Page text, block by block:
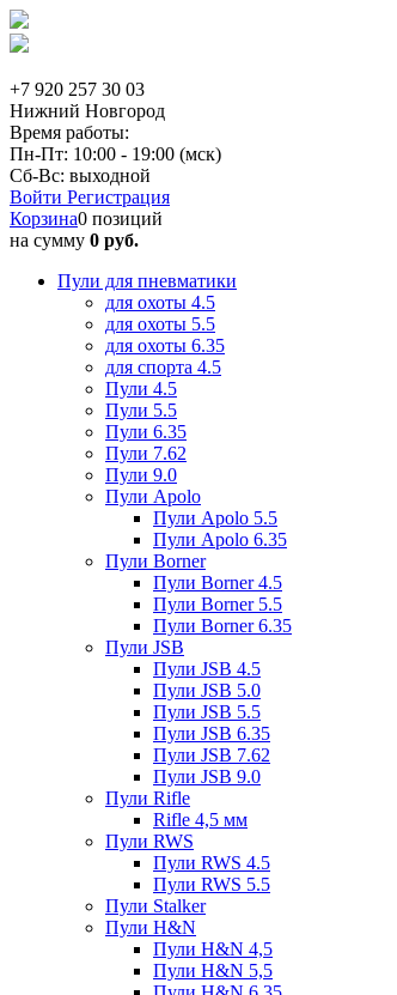
+7 920 257 30 03
Нижний Новгород
Время работы:
Пн-Пт: 10:00 - 19:00 (мск)
Сб-Вс: выходной
Войти Регистрация
Корзина0 позиций
на сумму 0 руб.
Пули для пневматики
для охоты 4.5
для охоты 5.5
для охоты 6.35
для спорта 4.5
Пули 4.5
Пули 5.5
Пули 6.35
Пули 7.62
Пули 9.0
Пули Apolo
Пули Apolo 5.5
Пули Apolo 6.35
Пули Borner
Пули Borner 4.5
Пули Borner 5.5
Пули Borner 6.35
Пули JSB
Пули JSB 4.5
Пули JSB 5.0
Пули JSB 5.5
Пули JSB 6.35
Пули JSB 7.62
Пули JSB 9.0
Пули Rifle
Rifle 4,5 мм
Пули RWS
Пули RWS 4.5
Пули RWS 5.5
Пули Stalker
Пули H&N
Пули H&N 4,5
Пули H&N 5,5